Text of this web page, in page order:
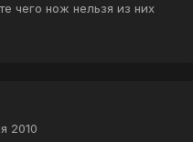
чего нож нельзя из них
2010